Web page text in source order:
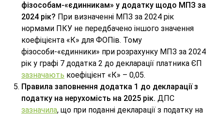
фізособам-«єдинникам» у додатку щодо МПЗ за
2024 рік? При визначенні МПЗ за 2024 рік
нормами ПКУ не передбачено іншого значення
коефіцієнта «К» для ФОПів. Тому
фізособи-«єдинники» при розрахунку МПЗ за 2024
рік у графі 7 додатка 2 до декларації платника ЄП
зазначають коефіцієнт «К» – 0,05.
Правила заповнення додатка 1 до декларації з
податку на нерухомість на 2025 рік. ДПС
зазначила, що при поданні декларації з податку на